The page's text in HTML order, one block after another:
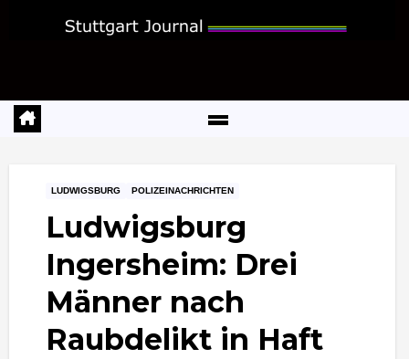
LUDWIGSBURG POLIZEINACHRICHTEN
Ludwigsburg
Ingersheim: Drei
Männer nach
Raubdelikt in Haft